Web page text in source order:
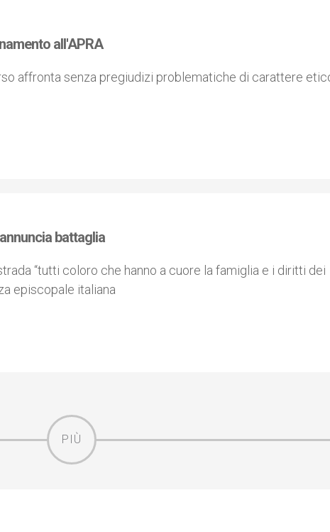
all'APRA
affronta senza pregiudizi problematiche di carattere
battaglia
“tutti coloro che hanno a cuore la famiglia e i diritti dei
episcopale italiana
PIÙ